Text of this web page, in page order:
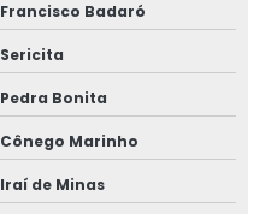
Francisco Badaró
Sericita
Pedra Bonita
Cônego Marinho
Iraí de Minas